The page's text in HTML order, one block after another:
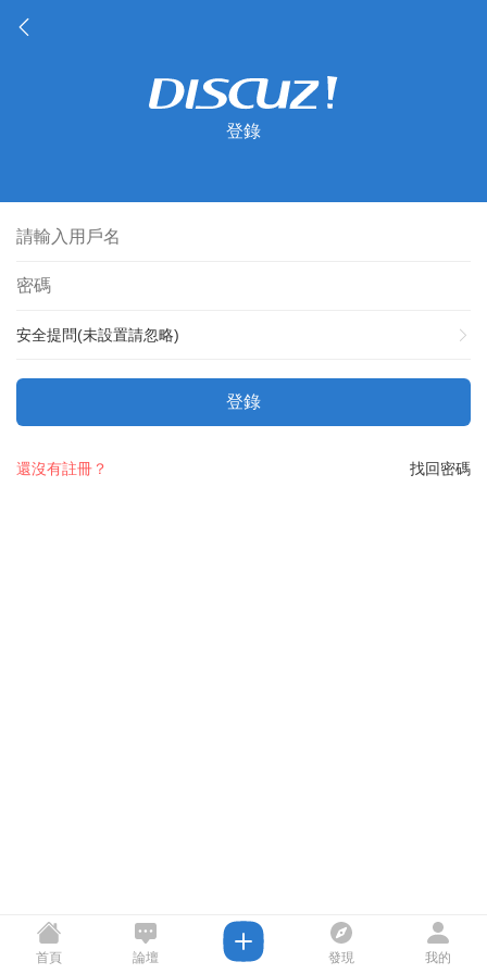
登錄
安全提問(未設置請忽略)
登錄
找回密碼
還沒有註冊？
首頁 論壇 發現 我的